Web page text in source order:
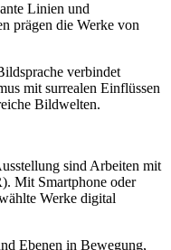
Linien und
prägen die Werke von
verbindet
mit surrealen Einflüssen
Bildwelten.
sind Arbeiten mit
Mit Smartphone oder
Werke digital
Ebenen in Bewegung,